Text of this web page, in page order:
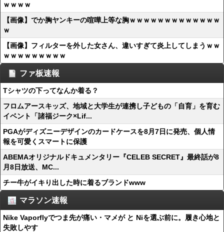
ｗｗｗｗ
【画像】でか胸ヤンキーの喧嘩上等な胸ｗｗｗｗｗｗｗｗｗｗｗｗｗ
ｗ
【画像】フィルターを外した女さん、違いすぎて炎上してしまうｗｗ
ｗｗｗｗｗｗｗｗｗ
ファ板速報
Tシャツの下ってなんか着る？
フロムアースキッズ、地域と大学生が連携し子どもの「自育」を育む
イベント「諸福ジーク×Lif...
PGAがディズニーデザインのカードケースを8月7日に発売、個人情
報を可愛くスマートに保護
ABEMAオリジナルドキュメンタリー『CELEB SECRET』最終話が8
月8日放送、MC...
チー牛がイキり出した時に着るブランドwww
マラソン速報
Nike Vaporflyでつま先が痛い・マメが と Niを選ぶ前に。履き心地と
失敗しやす